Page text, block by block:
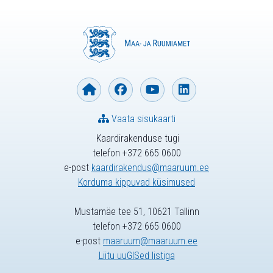
Kaardirakenduse tugi
telefon +372 665 0600
e-post kaardirakendus@maaruum.ee
Korduma kippuvad küsimused
Vaata sisukaarti
Mustamäe tee 51, 10621 Tallinn
telefon +372 665 0600
e-post maaruum@maaruum.ee
Liitu uuGISed listiga